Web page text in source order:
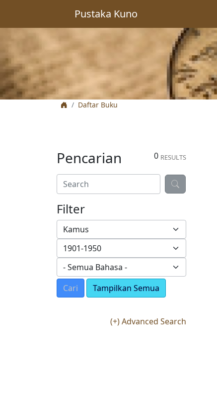
Pustaka Kuno
Daftar Buku
0 RESULTS
Pencarian
Filter
Cari Tampilkan Semua
(+) Advanced Search